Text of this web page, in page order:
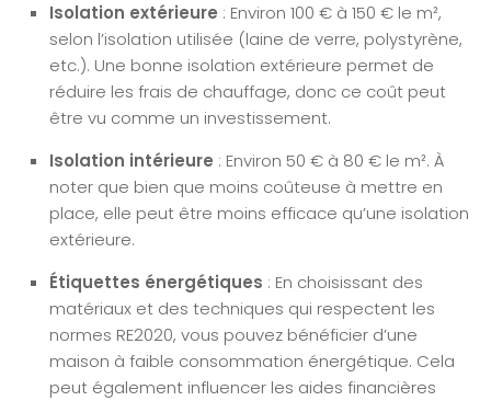
Isolation extérieure : Environ 100 € à 150 € le m²,
selon l’isolation utilisée (laine de verre, polystyrène,
etc.). Une bonne isolation extérieure permet de
réduire les frais de chauffage, donc ce coût peut
être vu comme un investissement.
Isolation intérieure : Environ 50 € à 80 € le m². À
noter que bien que moins coûteuse à mettre en
place, elle peut être moins efficace qu’une isolation
extérieure.
Étiquettes énergétiques : En choisissant des
matériaux et des techniques qui respectent les
normes RE2020, vous pouvez bénéficier d’une
maison à faible consommation énergétique. Cela
peut également influencer les aides financières